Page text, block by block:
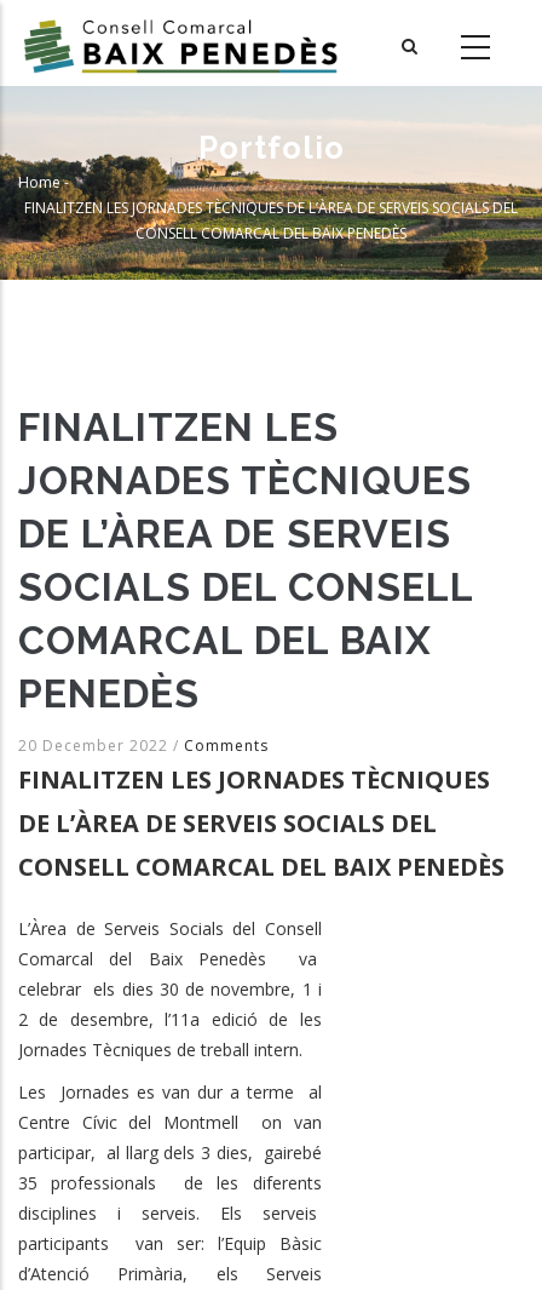
main
Portfolio
Breadcrumb
Home-
FINALITZEN LES JORNADES TÈCNIQUES DE L’ÀREA DE SERVEIS SOCIALS DEL
CONSELL COMARCAL DEL BAIX PENEDÈS
FINALITZEN LES
JORNADES TÈCNIQUES
DE L’ÀREA DE SERVEIS
SOCIALS DEL CONSELL
COMARCAL DEL BAIX
PENEDÈS
20 December 2022 / Comments
FINALITZEN LES JORNADES TÈCNIQUES
DE L’ÀREA DE SERVEIS SOCIALS DEL
CONSELL COMARCAL DEL BAIX PENEDÈS
L’Àrea de Serveis Socials del Consell
Comarcal del Baix Penedès va
celebrar els dies 30 de novembre, 1 i
2 de desembre, l’11a edició de les
Jornades Tècniques de treball intern.
Les Jornades es van dur a terme al
Centre Cívic del Montmell on van
participar, al llarg dels 3 dies, gairebé
35 professionals de les diferents
disciplines i serveis. Els serveis
participants van ser: l’Equip Bàsic
d’Atenció Primària, els Serveis